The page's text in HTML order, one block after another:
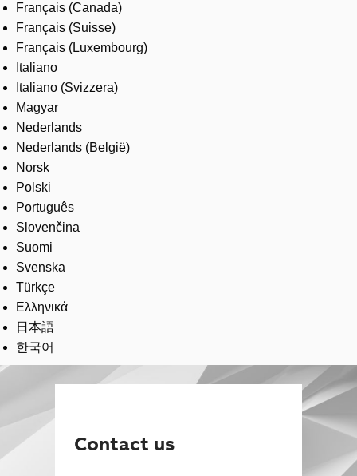
Français (Canada)
Français (Suisse)
Français (Luxembourg)
Italiano
Italiano (Svizzera)
Magyar
Nederlands
Nederlands (België)
Norsk
Polski
Português
Slovenčina
Suomi
Svenska
Türkçe
Ελληνικά
日本語
한국어
Contact us